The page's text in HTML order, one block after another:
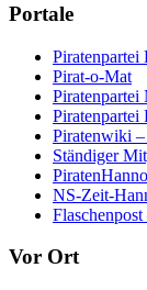
Portale
Piratenpartei
Pirat-o-Mat
Piratenpartei
Piratenpartei
Piratenwiki
Ständiger
NS-Zeit-
Vor Ort